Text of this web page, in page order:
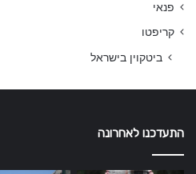
פנאי
קריפטו
ביטקוין בישראל
התעדכנו לאחרונה